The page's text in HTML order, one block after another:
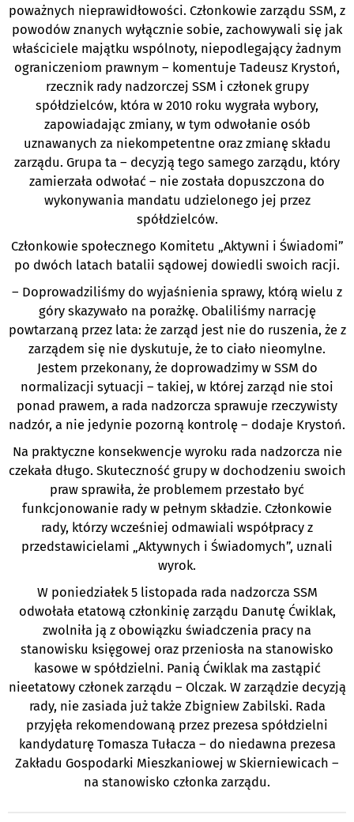
poważnych nieprawidłowości. Członkowie zarządu SSM, z
powodów znanych wyłącznie sobie, zachowywali się jak
właściciele majątku wspólnoty, niepodlegający żadnym
ograniczeniom prawnym – komentuje Tadeusz Krystoń,
rzecznik rady nadzorczej SSM i członek grupy
spółdzielców, która w 2010 roku wygrała wybory,
zapowiadając zmiany, w tym odwołanie osób
uznawanych za niekompetentne oraz zmianę składu
zarządu. Grupa ta – decyzją tego samego zarządu, który
zamierzała odwołać – nie została dopuszczona do
wykonywania mandatu udzielonego jej przez
spółdzielców.
Członkowie społecznego Komitetu „Aktywni i Świadomi”
po dwóch latach batalii sądowej dowiedli swoich racji.
– Doprowadziliśmy do wyjaśnienia sprawy, którą wielu z
góry skazywało na porażkę. Obaliliśmy narrację
powtarzaną przez lata: że zarząd jest nie do ruszenia, że z
zarządem się nie dyskutuje, że to ciało nieomylne.
Jestem przekonany, że doprowadzimy w SSM do
normalizacji sytuacji – takiej, w której zarząd nie stoi
ponad prawem, a rada nadzorcza sprawuje rzeczywisty
nadzór, a nie jedynie pozorną kontrolę – dodaje Krystoń.
Na praktyczne konsekwencje wyroku rada nadzorcza nie
czekała długo. Skuteczność grupy w dochodzeniu swoich
praw sprawiła, że problemem przestało być
funkcjonowanie rady w pełnym składzie. Członkowie
rady, którzy wcześniej odmawiali współpracy z
przedstawicielami „Aktywnych i Świadomych”, uznali
wyrok.
W poniedziałek 5 listopada rada nadzorcza SSM
odwołała etatową członkinię zarządu Danutę Ćwiklak,
zwolniła ją z obowiązku świadczenia pracy na
stanowisku księgowej oraz przeniosła na stanowisko
kasowe w spółdzielni. Panią Ćwiklak ma zastąpić
nieetatowy członek zarządu – Olczak. W zarządzie decyzją
rady, nie zasiada już także Zbigniew Zabilski. Rada
przyjęła rekomendowaną przez prezesa spółdzielni
kandydaturę Tomasza Tułacza – do niedawna prezesa
Zakładu Gospodarki Mieszkaniowej w Skierniewicach –
na stanowisko członka zarządu.